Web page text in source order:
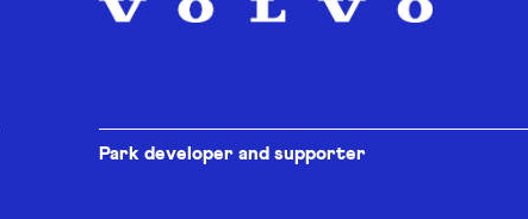
Park developer and supporter